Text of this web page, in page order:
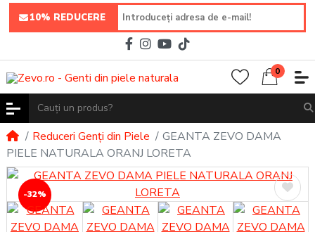
10% REDUCERE
0
Reduceri Genți din Piele
GEANTA ZEVO DAMA
PIELE NATURALA ORANJ LORETA
-32%